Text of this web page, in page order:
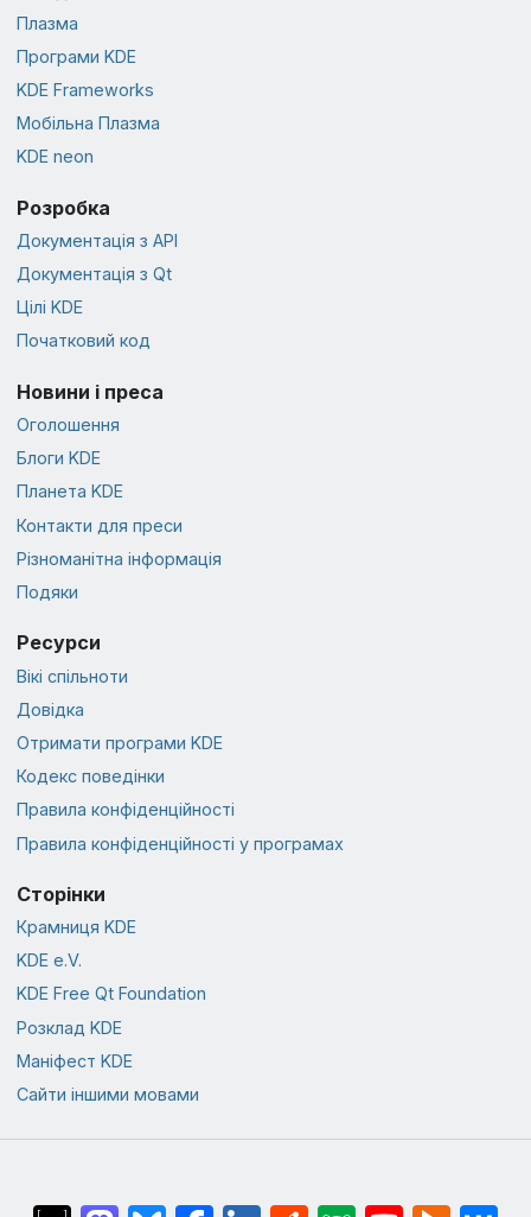
Плазма
Програми KDE
KDE Frameworks
Мобільна Плазма
KDE neon
Розробка
Документація з API
Документація з Qt
Цілі KDE
Початковий код
Новини і преса
Оголошення
Блоги KDE
Планета KDE
Контакти для преси
Різноманітна інформація
Подяки
Ресурси
Вікі спільноти
Довідка
Отримати програми KDE
Кодекс поведінки
Правила конфіденційності
Правила конфіденційності у програмах
Сторінки
Крамниця KDE
KDE e.V.
KDE Free Qt Foundation
Розклад KDE
Маніфест KDE
Сайти іншими мовами